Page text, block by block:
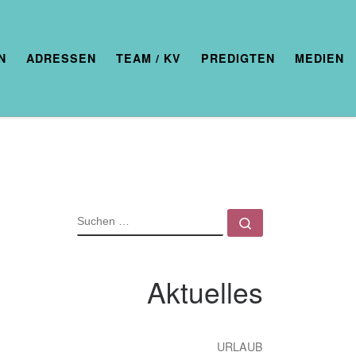
ADRESSEN TEAM / KV PREDIGTEN MEDIEN
SUCHE
Aktuelles
URLAUB